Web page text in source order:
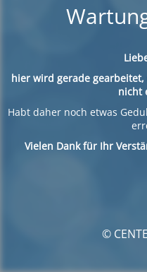
hier wird gerade
nicht
Habt daher noch etwas
Vielen Dank für Ihr
©